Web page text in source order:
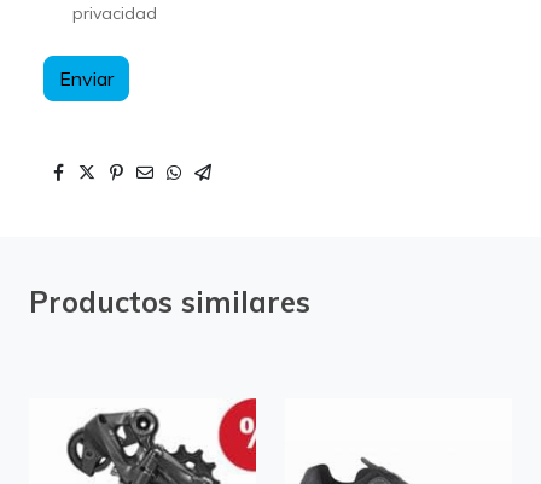
privacidad
Enviar
Productos similares